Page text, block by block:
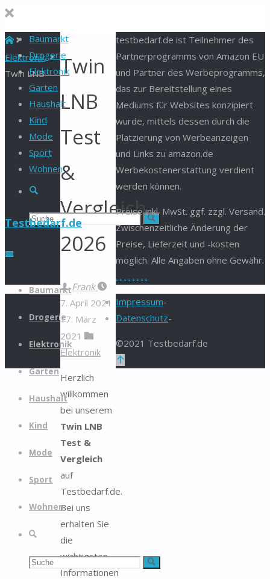
Baumarkt
Drogerie
Elektronik
Garten
Haushalt
Kind
Mode
Sport
Wohnen
Suche
Suchen Suche
Testbedarf.de
Zum
springen
Baumarkt
Drogerie
Elektronik
Garten
Haushalt
Kind
Mode
Sport
Wohnen
Suchen Suche
Start
Elektronik
Twin LNB
Twin
LNB
Test
&
Vergleich
2026
Frank
7. April 2021
17. März
2021
Elektronik
Herzlich
willkommen
bei unserem
Twin LNB
Test &
Vergleich
auf
Testbedarf.de.
Bei uns
erhalten Sie
die
wichtigsten
Informationen
testbedarf.de ist Teilnehmer des
Partnerprogramms von Amazon EU
und Partner des Werbeprogramms,
das zur Bereitstellung eines
Mediums für Websites konzipiert
wurde, mittels dessen durch die
Platzierung von Werbeanzeigen
und Links zu amazon.de
Werbekostenerstattung verdient
werden können.
Preise inkl. MwSt. ggf. zzgl. Versand.
Zwischenzeitliche Änderung der
Preise, Lieferzeit und -kosten
möglich. Alle Angaben ohne Gewähr.
. . . . . . . .
Impressum-
Datenschutz-
©2021 Testbedarf.de
Zurück